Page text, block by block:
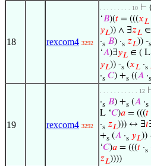
18 rexcom4 3292
. . . . . . . . . 10 ⊢
‘𝐵)(𝑡 = (((𝑥𝐿
𝑦𝐿)) ∧ ∃𝑧𝐿
·s 𝐵) ·s 𝑧𝐿)) -s
‘𝐴)∃𝑦𝐿 ∈ ( L
𝑦𝐿)) -s (𝑥𝐿 ·s
·s 𝐶) +s ((𝐴 ·s
19 rexcom4 3292
. . . . . . . . . . . 12
·s 𝐵) +s (𝐴 ·s
L ‘𝐶)𝑎 = (((𝑡
·s 𝑧𝐿))) ↔ ∃𝑡
+s (𝐴 ·s 𝑦𝐿))
‘𝐶)𝑎 = (((𝑡 ·s
𝑧𝐿))))